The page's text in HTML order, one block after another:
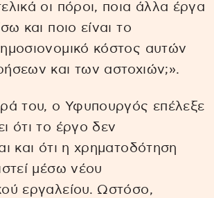
οι πόροι, ποια άλλα έργα
και ποιο είναι το
κόστος αυτών
και των αστοχιών;».
του, ο Υφυπουργός επέλεξε
ότι το έργο δεν
και ότι η χρηματοδότηση
μέσω νέου
εργαλείου. Ωστόσο,